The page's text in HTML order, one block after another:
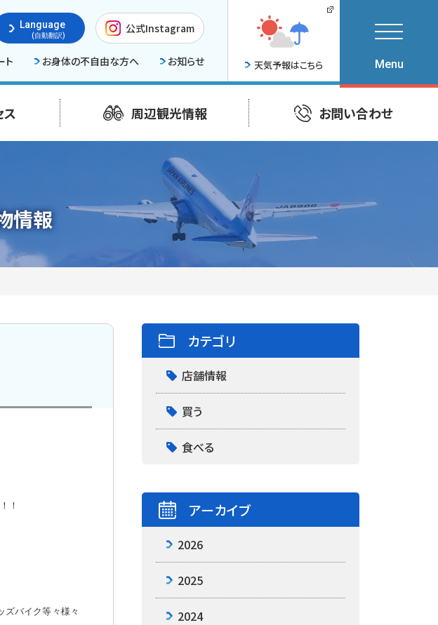
Language
(自動翻訳)
公式Instagram
ト お身体の不自由な方へ お知らせ 天気予報はこちら
ス 周辺観光情報 お問い合わせ
情報
！
ズバイク等々様々
カテゴリ
店舗情報
買う
食べる
アーカイブ
2026
2025
2024